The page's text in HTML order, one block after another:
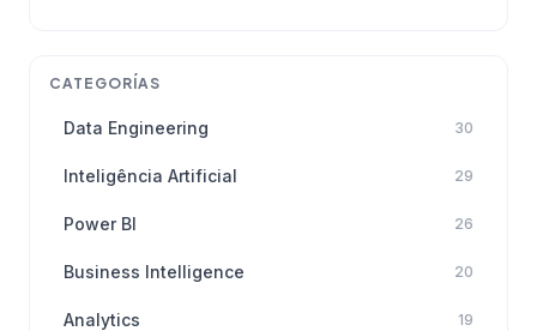
CATEGORÍAS
Data Engineering 30
Inteligência Artificial 29
Power BI 26
Business Intelligence 20
Analytics 19